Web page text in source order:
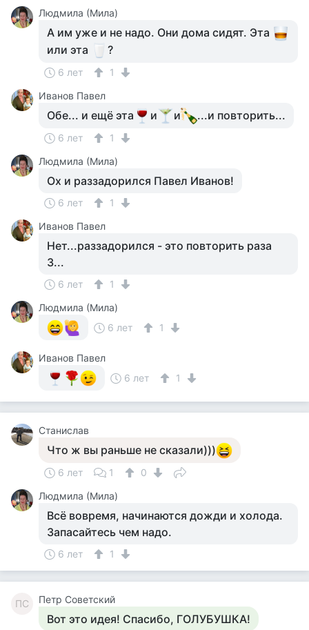
Людмила (Мила)
А им уже и не надо. Они дома сидят. Эта
или эта
?
6 лет
1
Иванов Павел
Обе... и ещё эта и и ...и повторить...
6 лет
1
Людмила (Мила)
Ох и раззадорился Павел Иванов!
6 лет
1
Иванов Павел
Нет...раззадорился - это повторить раза
3...
6 лет
1
Людмила (Мила)
6 лет
1
Иванов Павел
6 лет
1
Станислав
Что ж вы раньше не сказали)))
6 лет 1
0
Людмила (Мила)
Всё вовремя, начинаются дожди и холода.
Запасайтесь чем надо.
6 лет 1
ПС Петр Советский
Вот это идея! Спасибо, ГОЛУБУШКА!